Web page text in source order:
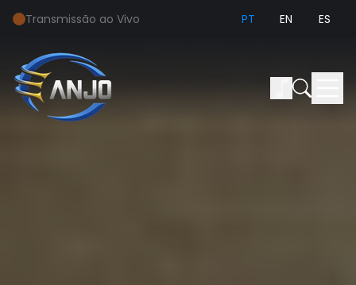
Transmissão ao Vivo PT EN ES